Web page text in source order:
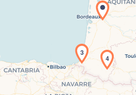
Chargement de la
3
4